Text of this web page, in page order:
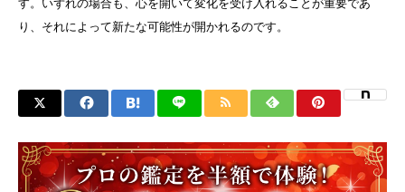
す。いずれの場合も、心を開いて変化を受け入れることが重要であ
り、それによって新たな可能性が開かれるのです。